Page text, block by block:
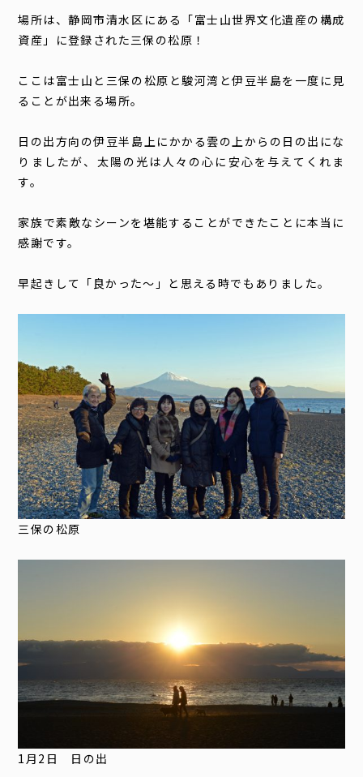
場所は、静岡市清水区にある「富士山世界文化遺産の構成
資産」に登録された三保の松原！
ここは富士山と三保の松原と駿河湾と伊豆半島を一度に見
ることが出来る場所。
日の出方向の伊豆半島上にかかる雲の上からの日の出にな
りましたが、太陽の光は人々の心に安心を与えてくれま
す。
家族で素敵なシーンを堪能することができたことに本当に
感謝です。
早起きして「良かった〜」と思える時でもありました。
三保の松原
1月2日 日の出